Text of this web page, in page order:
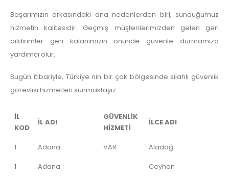
Başarımızın arkasındaki ana nedenlerden biri, sunduğumuz
hizmetin kalitesidir. Geçmiş müşterilerimizden gelen geri
bildirimler geri kalanımızın önünde güvenle durmamıza
yardımcı olur.
Bugün itibariyle, Türkiye nin bir çok bölgesinde silahlı güvenlik
görevlisi hizmetleri sunmaktayız:
İL
KOD
İL ADI
GÜVENLİK
HİZMETİ
İLCE ADI
1 Adana VAR
Aladağ
1
Adana
Ceyhan